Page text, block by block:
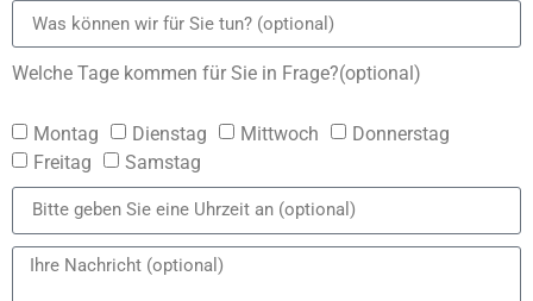
Welche Tage kommen für Sie in Frage?(optional)
Montag Dienstag Mittwoch
Donnerstag
Freitag
Samstag